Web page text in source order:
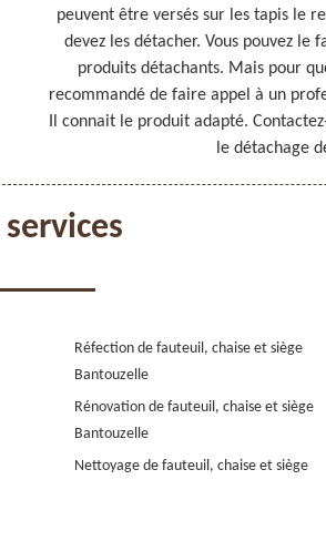
peuvent être versés sur les tapis le
devez les détacher. Vous pouvez
produits détachants. Mais pour
recommandé de faire appel à un
Il connait le produit adapté.
le détachage
Réfection de fauteuil, chaise et siège
Bantouzelle
Rénovation de fauteuil, chaise et siège
Bantouzelle
Nettoyage de fauteuil, chaise et siège